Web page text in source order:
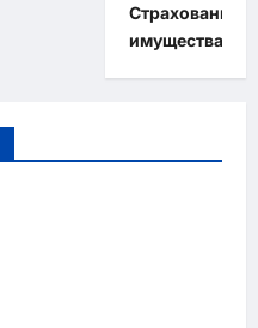
Страхование
имущества